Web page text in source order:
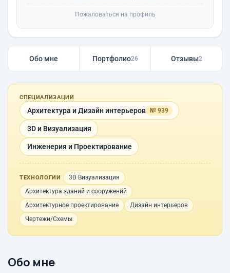
Пожаловаться на профиль
Обо мне Портфолио26 Отзывы2
СПЕЦИАЛИЗАЦИИ
Архитектура и Дизайн интерьеров № 939
3D и Визуализация
Инженерия и Проектирование
ТЕХНОЛОГИИ
3D Визуализация
Архитектура зданий и сооружений
Архитектурное проектирование
Дизайн интерьеров
Чертежи/Схемы
Обо мне